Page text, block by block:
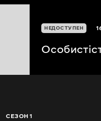
НЕДОСТУПЕН
СЕЗОН 1